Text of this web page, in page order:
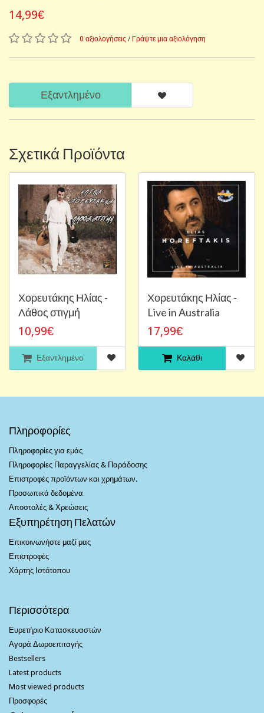
14,99€
0 αξιολογήσεις / Γράψτε μια αξιολόγηση
Εξαντλημένο
Σχετικά Προϊόντα
Χορευτάκης Ηλίας -
Λάθος στιγμή
10,99€
Εξαντλημένο
Χορευτάκης Ηλίας -
Live in Australia
17,99€
Καλάθι
Πληροφορίες
Πληροφορίες για εμάς
Πληροφορίες Παραγγελίας & Παράδοσης
Επιστροφές προϊόντων και χρημάτων.
Προσωπικά δεδομένα
Αποστολές & Χρεώσεις
Εξυπηρέτηση Πελατών
Επικοινωνήστε μαζί μας
Επιστροφές
Χάρτης Ιστότοπου
Περισσότερα
Ευρετήριο Κατασκευαστών
Αγορά Δωροεπιταγής
Bestsellers
Latest products
Most viewed products
Προσφορές